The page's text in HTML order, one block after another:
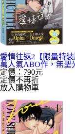
愛情往返2【限量特
萬人氣ABO作，無聖
定價：790元
定價不再折
放入購物車